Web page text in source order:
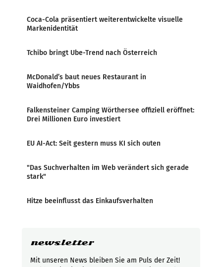
Coca-Cola präsentiert weiterentwickelte visuelle
Markenidentität
Tchibo bringt Ube-Trend nach Österreich
McDonald’s baut neues Restaurant in
Waidhofen/Ybbs
Falkensteiner Camping Wörthersee offiziell eröffnet:
Drei Millionen Euro investiert
EU AI-Act: Seit gestern muss KI sich outen
"Das Suchverhalten im Web verändert sich gerade
stark"
Hitze beeinflusst das Einkaufsverhalten
newsletter
Mit unseren News bleiben Sie am Puls der Zeit!